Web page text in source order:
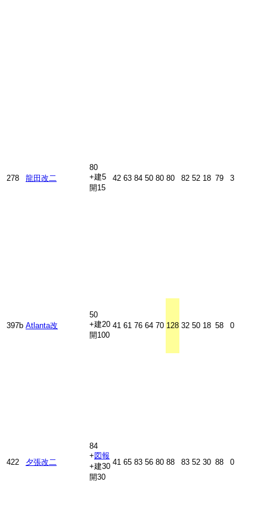
278 龍田改二
80
+建5
開15
42 63 84 50 80 80 82 52 18 79 3
397b Atlanta改
50
+建20
開100
41 61 76 64 70 128 32 50 18 58 0
422 夕張改二
84
+ 図報
+建30
開30
41 65 83 56 80 88 83 52 30 88 0